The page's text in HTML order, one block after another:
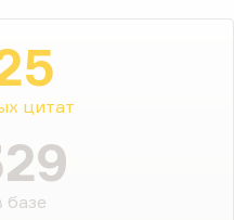
цитат
базе